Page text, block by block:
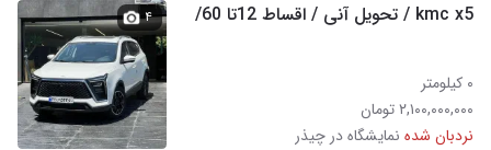
kmc x5 / تحویل آنی / اقساط 12تا 60/
۰ کیلومتر
۲,۱۰۰,۰۰۰,۰۰۰ تومان
نردبان شده نمایشگاه در چیذر
۴